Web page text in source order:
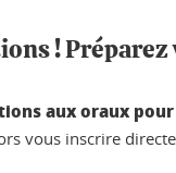
!
aux oraux
vous inscrire